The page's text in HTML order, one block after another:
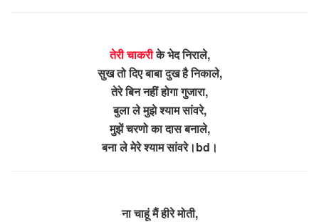
तेरी चाकरीके भेद निराले,
सुख तो दिए बाबा दुख है निकाले,
तेरे बिन नहीं होगा गुजारा,
बुला ले मुझे श्याम सांवरे,
मुझें चरणो का दास बनाले,
बना ले मेरे श्याम सांवरे।bd।
ना चाहूं मैं हीरे मोती,